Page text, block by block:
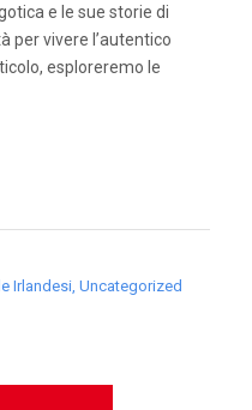
e le sue storie di
per vivere l’autentico
esploreremo le
Irlandesi Uncategorized